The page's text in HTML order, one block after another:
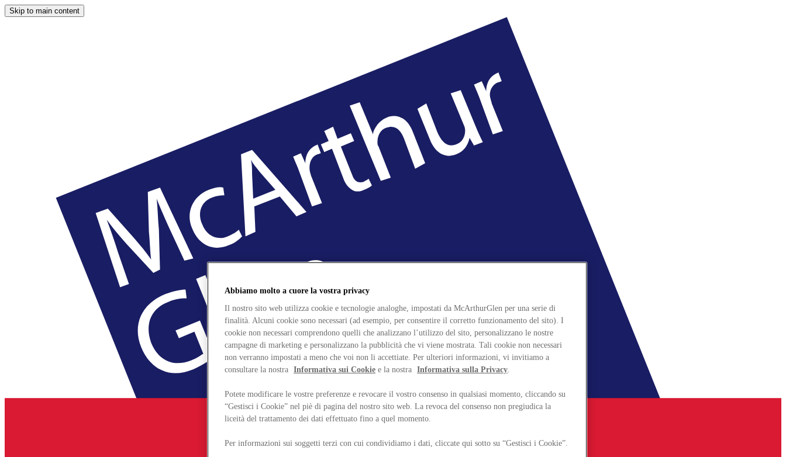
Skip to main content
Abbiamo molto a cuore la vostra privacy
Il nostro sito web utilizza cookie e tecnologie analoghe, impostati da McArthurGlen per una serie di
finalità. Alcuni cookie sono necessari (ad esempio, per consentire il corretto funzionamento del sito). I
cookie non necessari comprendono quelli che analizzano l’utilizzo del sito, personalizzano le nostre
campagne di marketing e personalizzano la pubblicità che vi viene mostrata. Tali cookie non necessari
non verranno impostati a meno che voi non li accettiate. Per ulteriori informazioni, vi invitiamo a
consultare la nostra Informativa sui Cookie e la nostra Informativa sulla Privacy.
Potete modificare le vostre preferenze e revocare il vostro consenso in qualsiasi momento, cliccando su
“Gestisci i Cookie” nel piè di pagina del nostro sito web. La revoca del consenso non pregiudica la
liceità del trattamento dei dati effettuato fino a quel momento.
Per informazioni sui soggetti terzi con cui condividiamo i dati, cliccate qui sotto su “Gestisci i Cookie”.